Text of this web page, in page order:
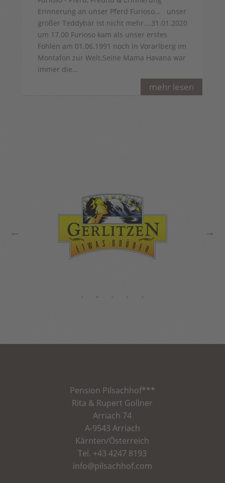
mehr lesen
Erinnerung an unser Pferd Furioso... unser
großer Teddybär ist nicht mehr….31.01.2020
um 17.00 Furioso kam als unser erstes
Fohlen am 01.06.1991 noch in Vorarlberg im
Montafon zur Welt.Seine Mama Havana war
immer die...
Pension Pilsachhof***
Rita & Rupert Gollner
Arriach 74
A-9543 Arriach
Kärnten/Österreich
Tel. +43 4247 8193
info@pilsachhof.com